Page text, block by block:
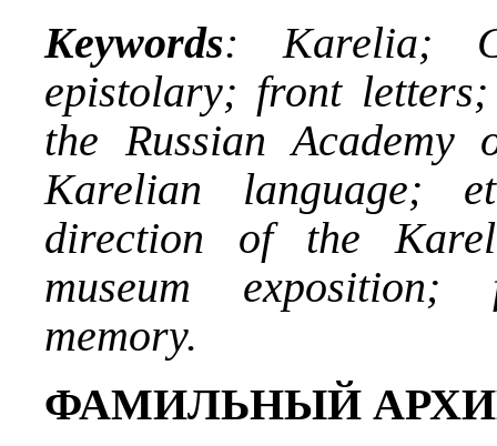
Keywords: Karelia;
epistolary; front
the Russian Academy
Karelian language;
direction of the
museum
memory.
ФАМИЛЬНЫЙ